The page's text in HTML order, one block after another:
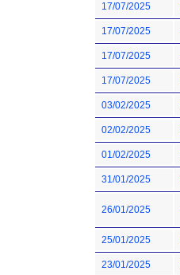
17/07/2025
17/07/2025
17/07/2025
17/07/2025
03/02/2025
02/02/2025
01/02/2025
31/01/2025
26/01/2025
25/01/2025
23/01/2025